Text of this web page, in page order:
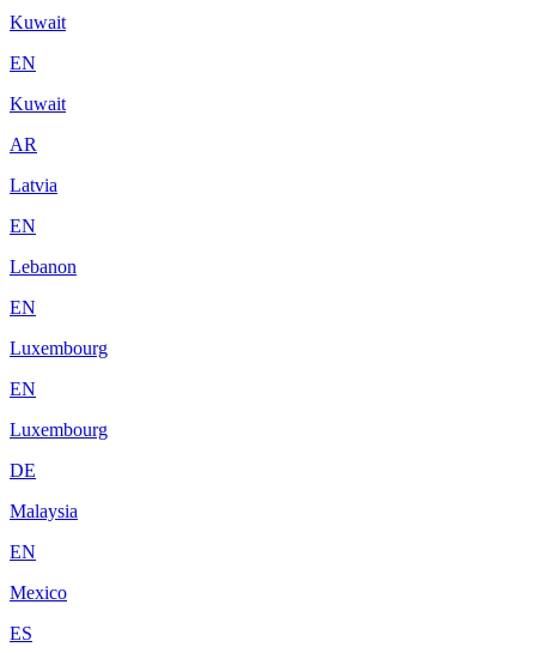
Kuwait
EN
Kuwait
AR
Latvia
EN
Lebanon
EN
Luxembourg
EN
Luxembourg
DE
Malaysia
EN
Mexico
ES